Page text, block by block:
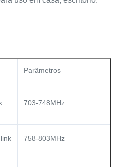
Parâmetros
703-748MHz
758-803MHz